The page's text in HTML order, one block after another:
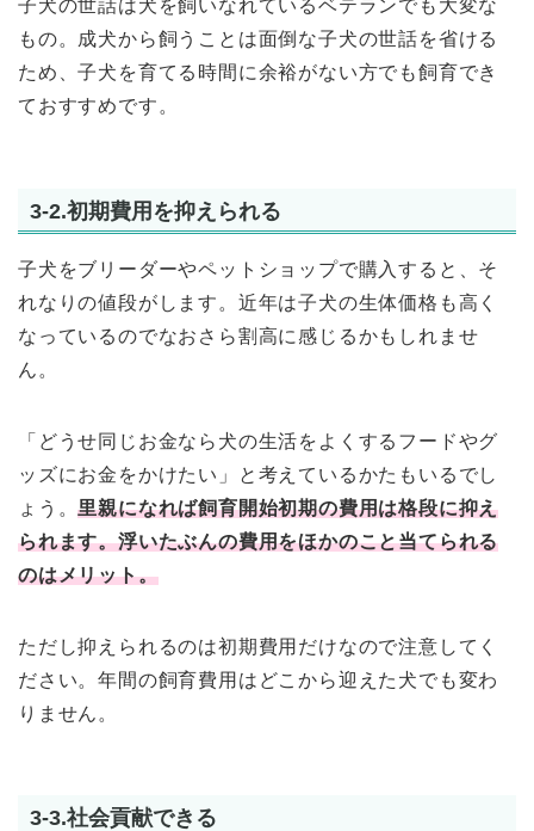
子犬の世話は犬を飼いなれているベテランでも大変な
もの。成犬から飼うことは面倒な子犬の世話を省ける
ため、子犬を育てる時間に余裕がない方でも飼育でき
ておすすめです。
3-2.初期費用を抑えられる
子犬をブリーダーやペットショップで購入すると、そ
れなりの値段がします。近年は子犬の生体価格も高く
なっているのでなおさら割高に感じるかもしれませ
ん。
「どうせ同じお金なら犬の生活をよくするフードやグ
ッズにお金をかけたい」と考えているかたもいるでし
ょう。里親になれば飼育開始初期の費用は格段に抑え
られます。浮いたぶんの費用をほかのこと当てられる
のはメリット。
ただし抑えられるのは初期費用だけなので注意してく
ださい。年間の飼育費用はどこから迎えた犬でも変わ
りません。
3-3.社会貢献できる